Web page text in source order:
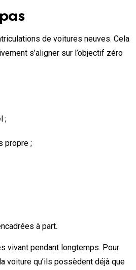
de voitures neuves. Cela
s’aligner sur l’objectif zéro
;
propre ;
à part.
vivant pendant longtemps. Pour
voiture qu’ils possèdent déjà que